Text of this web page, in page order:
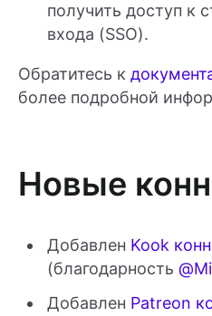
получить доступ к
входа (SSO).
Обратитесь к
более подробной
Новые
Добавлен Kook
(благодарность
Добавлен Patreon